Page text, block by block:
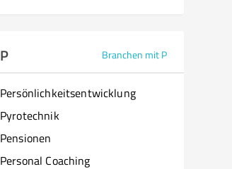
P Branchen mit P
Persönlichkeitsentwicklung
Pyrotechnik
Pensionen
Personal Coaching